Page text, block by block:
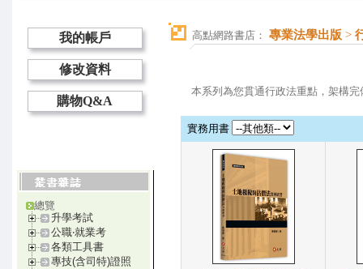
我的帳戶
修改資料
購物Q&A
總覽
升學考試
公職‧就業考
各類工具書
專技(含司特)證照
高點網路書店： 專業法學出版 >
本系列為您貫通行政法重點，架構
實務用書